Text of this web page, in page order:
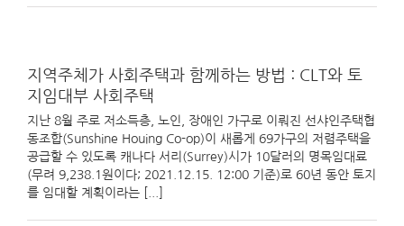
지역주체가 사회주택과 함께하는 방법 : CLT와 토
지임대부 사회주택
지난 8월 주로 저소득층, 노인, 장애인 가구로 이뤄진 선샤인주택협
동조합(Sunshine Houing Co-op)이 새롭게 69가구의 저렴주택을
공급할 수 있도록 캐나다 서리(Surrey)시가 10달러의 명목임대료
(무려 9,238.1원이다; 2021.12.15. 12:00 기준)로 60년 동안 토지
를 임대할 계획이라는 [...]